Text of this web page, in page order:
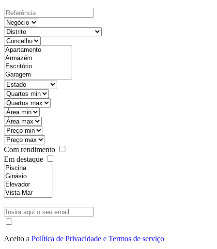
Com rendimento
Em destaque
Aceito a Política de Privacidade e Termos de serviço